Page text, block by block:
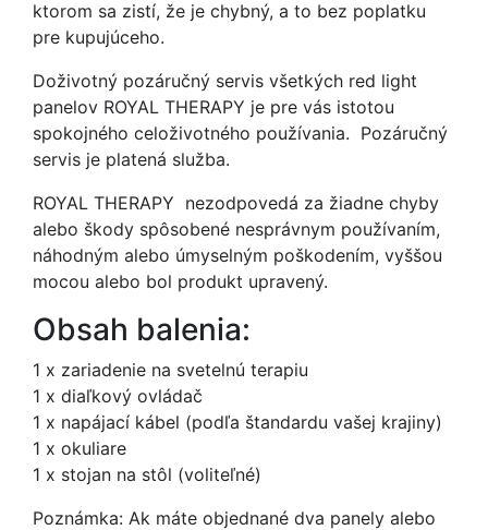
ktorom sa zistí, že je chybný, a to bez poplatku
pre kupujúceho.
Doživotný pozáručný servis všetkých red light
panelov ROYAL THERAPY je pre vás istotou
spokojného celoživotného používania. Pozáručný
servis je platená služba.
ROYAL THERAPY nezodpovedá za žiadne chyby
alebo škody spôsobené nesprávnym používaním,
náhodným alebo úmyselným poškodením, vyššou
mocou alebo bol produkt upravený.
Obsah balenia:
1 x zariadenie na svetelnú terapiu
1 x diaľkový ovládač
1 x napájací kábel (podľa štandardu vašej krajiny)
1 x okuliare
1 x stojan na stôl (voliteľné)
Poznámka: Ak máte objednané dva panely alebo